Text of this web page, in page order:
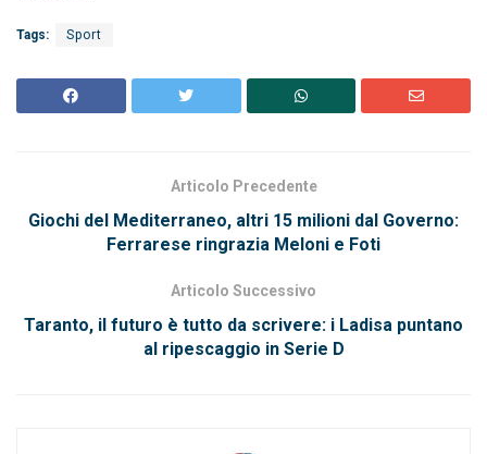
Tags: Sport
Articolo Precedente
Giochi del Mediterraneo, altri 15 milioni dal Governo:
Ferrarese ringrazia Meloni e Foti
Articolo Successivo
Taranto, il futuro è tutto da scrivere: i Ladisa puntano
al ripescaggio in Serie D